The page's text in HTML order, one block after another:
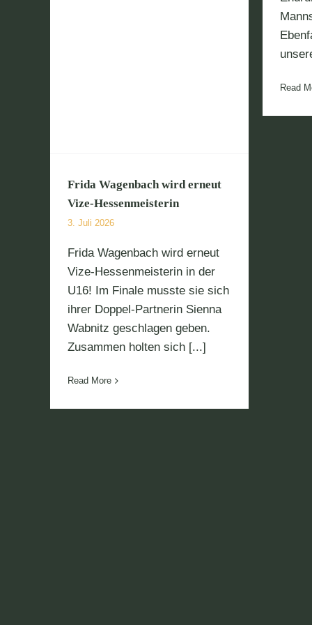
Frida Wagenbach wird erneut
Vize-Hessenmeisterin
3. Juli 2026
Frida Wagenbach wird erneut
Vize-Hessenmeisterin in der
U16! Im Finale musste sie sich
ihrer Doppel-Partnerin Sienna
Wabnitz geschlagen geben.
Zusammen holten sich [...]
Read More
Read